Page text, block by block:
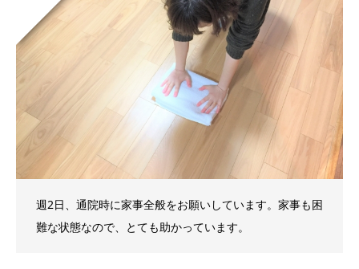
週2日、通院時に家事全般をお願いしています。家事も困
難な状態なので、とても助かっています。